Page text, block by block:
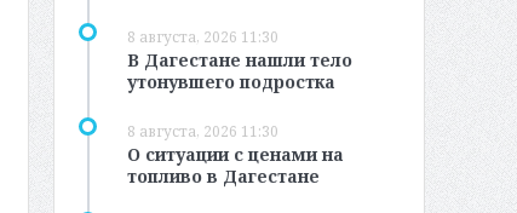
8 августа, 2026 11:30
В Дагестане нашли тело
утонувшего подростка
8 августа, 2026 11:30
О ситуации с ценами на
топливо в Дагестане